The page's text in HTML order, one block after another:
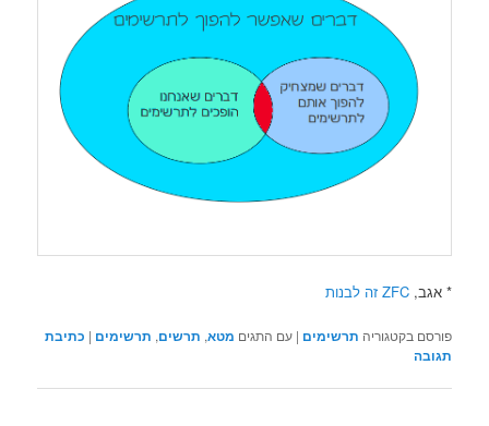
* אגב,ZFC זה לבנות
פורסם בקטגוריה תרשימים |עם התגים מטא, תרשים, תרשימים | כתיבת
תגובה